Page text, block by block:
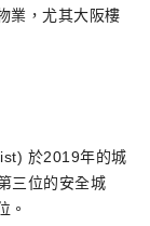
業，尤其大阪樓
於2019年的城
三位的安全城
。